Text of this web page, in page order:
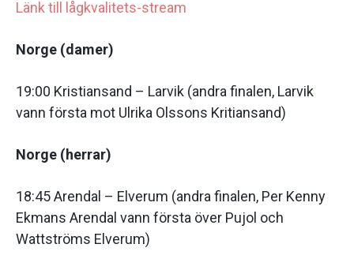
Länk till lågkvalitets-stream
Norge (damer)
19:00 Kristiansand – Larvik (andra finalen, Larvik
vann första mot Ulrika Olssons Kritiansand)
Norge (herrar)
18:45 Arendal – Elverum (andra finalen, Per Kenny
Ekmans Arendal vann första över Pujol och
Wattströms Elverum)